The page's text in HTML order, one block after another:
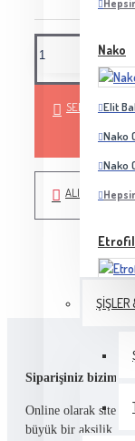
Nako
Elit
Nako
Nako
Etrofil
Etrofil
ŞIŞLER
SEPETE EKLE
ALIŞVERIŞ
Siparişiniz bizim
Online olarak
büyük bir aksilik